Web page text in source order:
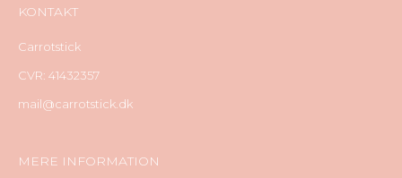
KONTAKT
Carrotstick
CVR: 41432357
mail@carrotstick.dk
MERE INFORMATION